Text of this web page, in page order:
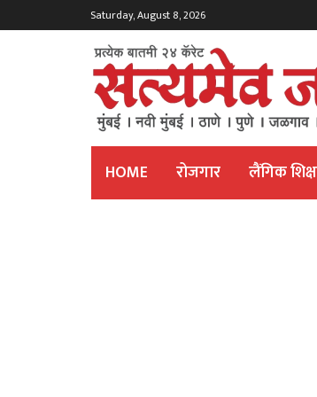
Saturday, August 8, 2026
HOME रोजगार लैंगिक